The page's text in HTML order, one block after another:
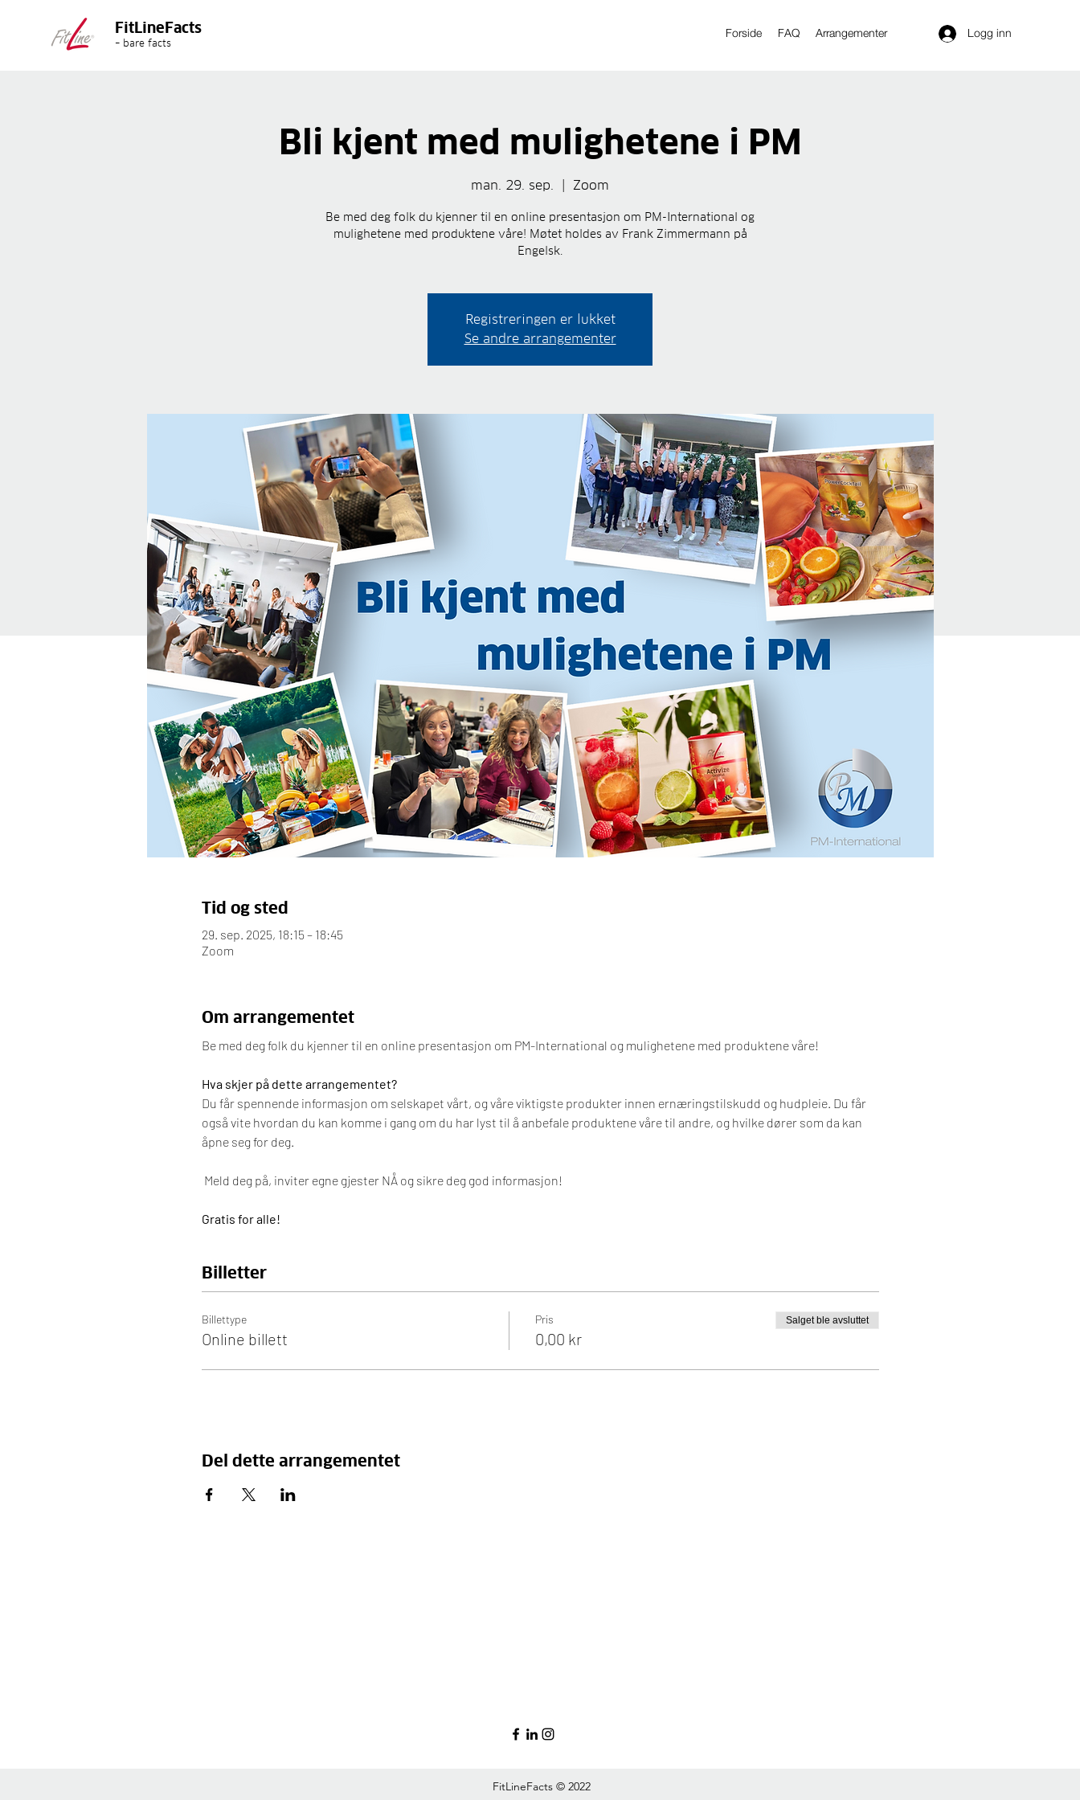
FitLineFacts
– bare facts
Forside FAQ Arrangementer Logg inn
Bli kjent med mulighetene i PM
man. 29. sep.
  |
Zoom
Be med deg folk du kjenner til en online presentasjon om PM-International og
mulighetene med produktene våre! Møtet holdes av Frank Zimmermann på
Engelsk.
Registreringen er lukket
Se andre arrangementer
Tid og sted
29. sep. 2025, 18:15 – 18:45
Zoom
Om arrangementet
Be med deg folk du kjenner til en online presentasjon om PM-International og mulighetene med produktene våre!
Hva skjer på dette arrangementet?
Du får spennende informasjon om selskapet vårt, og våre viktigste produkter innen ernæringstilskudd og hudpleie. Du får
også vite hvordan du kan komme i gang om du har lyst til å anbefale produktene våre til andre, og hvilke dører som da kan
åpne seg for deg.
Meld deg på, inviter egne gjester NÅ og sikre deg god informasjon!
Gratis for alle!
Billetter
Billettype
Online billett
Pris
0,00 kr
Salget ble avsluttet
Del dette arrangementet
FitLineFacts © 2022